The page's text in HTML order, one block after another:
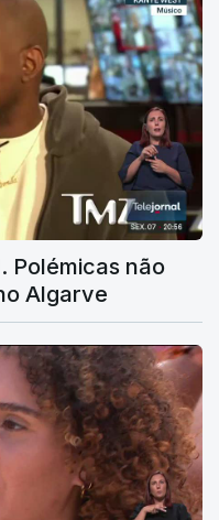
Polémicas não
Algarve